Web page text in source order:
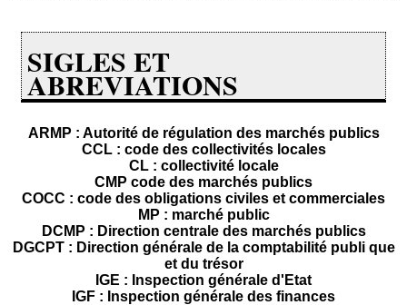
SIGLES ET
ABREVIATIONS
ARMP : Autorité de régulation des marchés publics
CCL : code des collectivités locales
CL : collectivité locale
CMP code des marchés publics
COCC : code des obligations civiles et commerciales
MP : marché public
DCMP : Direction centrale des marchés publics
DGCPT : Direction générale de la comptabilité publi que
et du trésor
IGE : Inspection générale d'Etat
IGF : Inspection générale des finances